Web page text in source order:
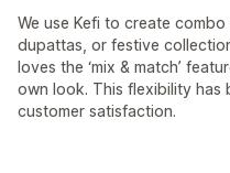
We use Kefi to create
dupattas, or festive
loves the ‘mix & match’
own look. This flexibility has
customer satisfaction.